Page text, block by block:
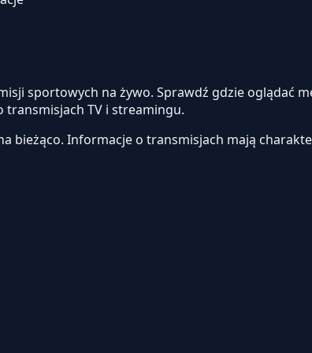
sportowych na żywo. Sprawdź gdzie oglądać
TV i streamingu.
bieżąco. Informacje o transmisjach mają